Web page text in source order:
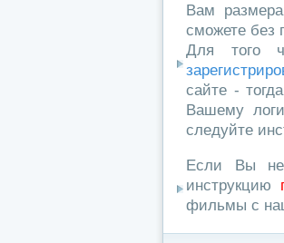
Вам
сможете без
Для того
сайте -
Вашему
следуйте
Если Вы не
инструкцию
фильмы с